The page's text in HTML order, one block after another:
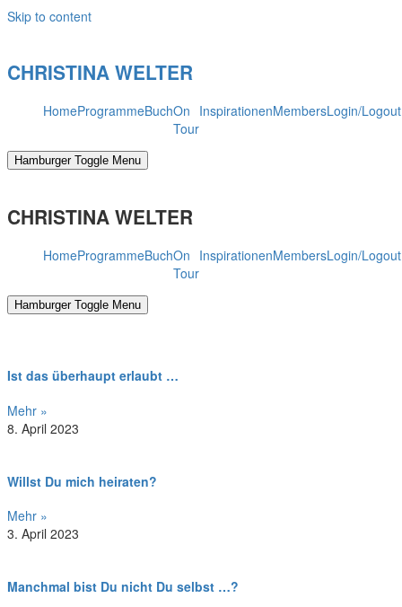
Skip to content
CHRISTINA WELTER
HomeProgrammeBuchOn
Tour
InspirationenMembersLogin/Logout
Hamburger Toggle Menu
CHRISTINA WELTER
HomeProgrammeBuchOn
Tour
InspirationenMembersLogin/Logout
Hamburger Toggle Menu
Ist das überhaupt erlaubt …
Mehr »
8. April 2023
Willst Du mich heiraten?
Mehr »
3. April 2023
Manchmal bist Du nicht Du selbst …?